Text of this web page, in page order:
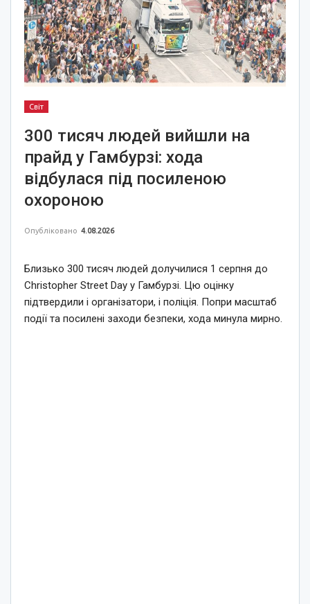
Світ
300 тисяч людей вийшли на
прайд у Гамбурзі: хода
відбулася під посиленою
охороною
Опубліковано 4.08.2026
Близько 300 тисяч людей долучилися 1 серпня до
Christopher Street Day у Гамбурзі. Цю оцінку
підтвердили і організатори, і поліція. Попри масштаб
події та посилені заходи безпеки, хода минула мирно.